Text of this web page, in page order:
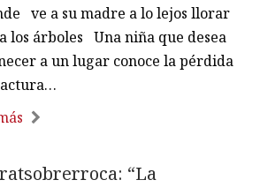
ve a su madre a lo lejos llorar
los árboles Una niña que desea
a un lugar conoce la pérdida
“La